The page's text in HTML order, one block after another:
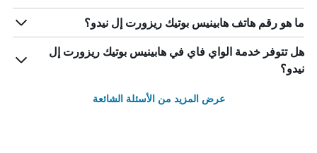
ما هو رقم هاتف هابينيس بوتيك ريزورت إل نيدو؟
هل تتوفر خدمة الواي فاي في هابينيس بوتيك ريزورت إل
نيدو؟
عرض المزيد من الأسئلة الشائعة